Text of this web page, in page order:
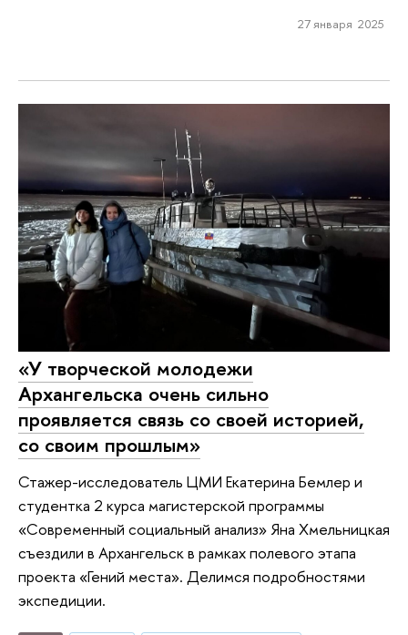
27 января 2025
«У творческой молодежи
Архангельска очень сильно
проявляется связь со своей историей,
со своим прошлым»
Стажер-исследователь ЦМИ Екатерина Бемлер и
студентка 2 курса магистерской программы
«Современный социальный анализ» Яна Хмельницкая
съездили в Архангельск в рамках полевого этапа
проекта «Гений места». Делимся подробностями
экспедиции.